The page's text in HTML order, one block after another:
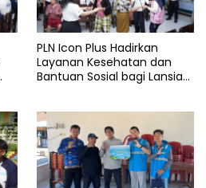
PLN Icon Plus Hadirkan
Layanan Kesehatan dan
Bantuan Sosial bagi Lansia